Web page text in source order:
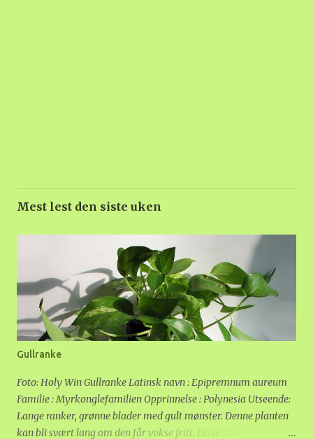
Mest lest den siste uken
Gullranke
Foto: Holy Win Gullranke Latinsk navn : Epipremnum aureum
Familie : Myrkonglefamilien Opprinnelse : Polynesia Utseende:
Lange ranker, grønne blader med gult mønster. Denne planten
kan bli svært lang om den får vokse fritt. Disse stelletipsene